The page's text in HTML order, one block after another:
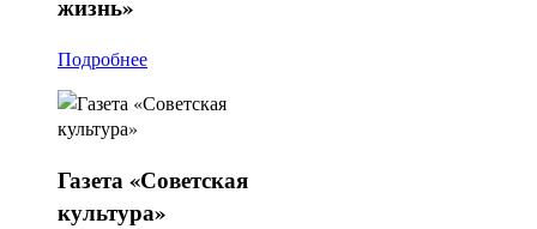
жизнь»
Подробнее
Газета«Советская
культура»